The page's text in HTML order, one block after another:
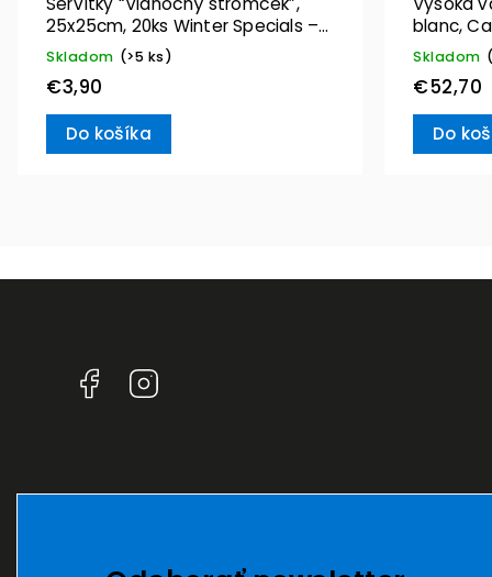
25x25cm, 20ks Winter Specials –
Villeroy & Boch
Skladom (>5 ks)
€3,90
Do košíka
blanc,
Skladom
€52,70
Do
Facebook